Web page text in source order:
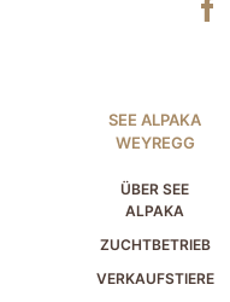
SEE ALPAKA
WEYREGG
ÜBER SEE
ALPAKA
ZUCHTBETRIEB
VERKAUFSTIERE